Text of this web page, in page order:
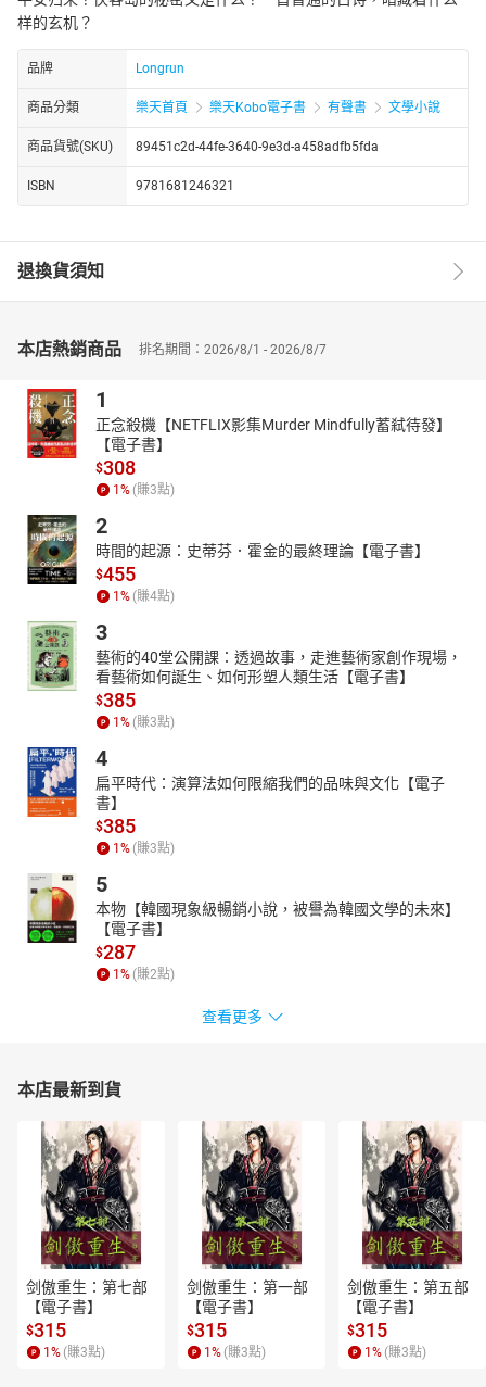
样的玄机？
品牌 Longrun
商品分類 樂天首頁 樂天Kobo電子書 有聲書 文學小說
商品貨號(SKU) 89451c2d-44fe-3640-9e3d-a458adfb5fda
ISBN 9781681246321
退換貨須知
本店熱銷商品 排名期間：2026/8/1 - 2026/8/7
1
正念殺機【NETFLIX影集Murder Mindfully蓄弒待發】
【電子書】
$308
1% (賺3點)
2
時間的起源：史蒂芬．霍金的最終理論【電子書】
$455
1% (賺4點)
3
藝術的40堂公開課：透過故事，走進藝術家創作現場，
看藝術如何誕生、如何形塑人類生活【電子書】
$385
1% (賺3點)
4
扁平時代：演算法如何限縮我們的品味與文化【電子
書】
$385
1% (賺3點)
5
本物【韓國現象級暢銷小說，被譽為韓國文學的未來】
【電子書】
$287
1% (賺2點)
查看更多
本店最新到貨
剑傲重生：第七部
【電子書】
$315
1 % (賺3點)
剑傲重生：第一部
【電子書】
$315
1 % (賺3點)
剑傲重生：第五部
【電子書】
$315
1 % (賺3點)